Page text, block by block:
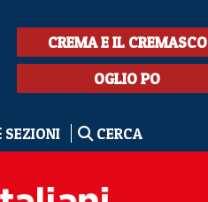
CREMA E IL CREMASCO
OGLIO PO
SEZIONI CERCA